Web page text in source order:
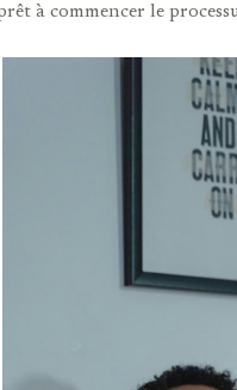
à commencer le